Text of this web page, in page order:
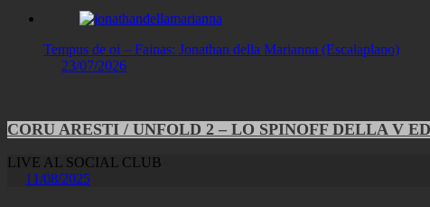
Tempus de oi – Fainas: Jonathan della Marianna (Escalaplano)
23/07/2026
CORU ARESTI / UNFOLD 2 – LO SPINOFF DELLA V
LIVE AL SOCIAL CLUB
11/08/2025